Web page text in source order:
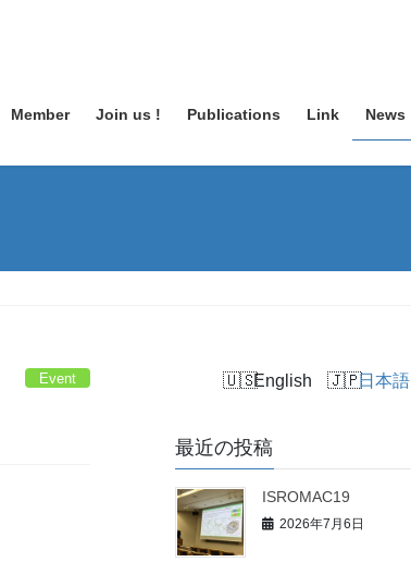
Member Join us ! Publications Link News
Event English 日本語
最近の投稿
ISROMAC19
2026年7月6日